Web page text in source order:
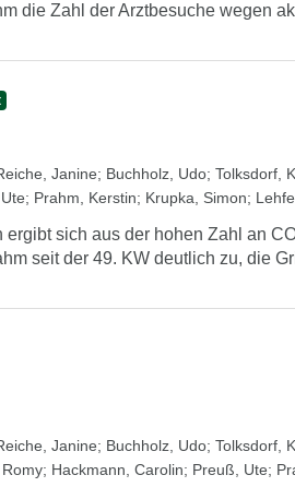
die Zahl der Arztbesuche wegen
Janine; Buchholz, Udo; Tolksdorf,
; Prahm, Kerstin; Krupka, Simon;
sich aus der hohen Zahl an
seit der 49. KW deutlich zu, die
Janine; Buchholz, Udo; Tolksdorf,
; Hackmann, Carolin; Preuß, Ute;